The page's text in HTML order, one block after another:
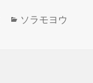
カ
ソラモヨウ